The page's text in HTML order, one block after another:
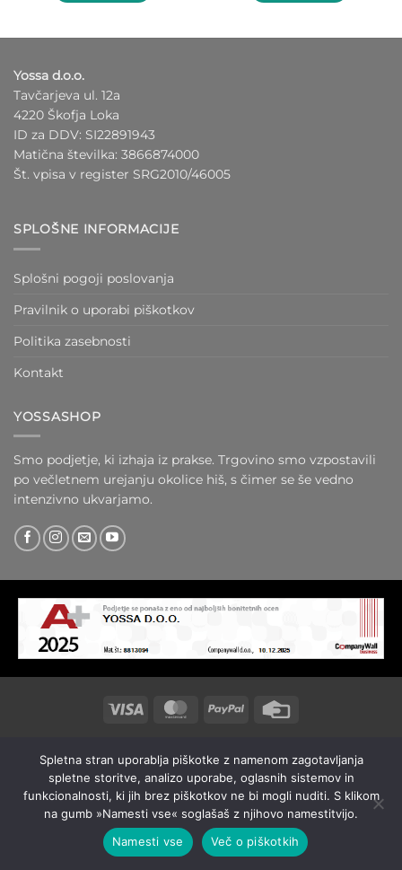
Yossa d.o.o.
Tavčarjeva ul. 12a
4220 Škofja Loka
ID za DDV: SI22891943
Matična številka: 3866874000
Št. vpisa v register SRG2010/46005
SPLOŠNE INFORMACIJE
Splošni pogoji poslovanja
Pravilnik o uporabi piškotkov
Politika zasebnosti
Kontakt
YOSSASHOP
Smo podjetje, ki izhaja iz prakse. Trgovino smo vzpostavili
po večletnem urejanju okolice hiš, s čimer se še vedno
intenzivno ukvarjamo.
Visa MasterCardPayPal
Copyright © 2026, Yossashop. Vse pravice pridržane.
Spletna stran uporablja piškotke z namenom zagotavljanja
spletne storitve, analizo uporabe, oglasnih sistemov in
funkcionalnosti, ki jih brez piškotkov ne bi mogli nuditi. S klikom
na gumb »Namesti vse« soglašaš z njihovo namestitvijo.
Namesti vse
Več o piškotkih